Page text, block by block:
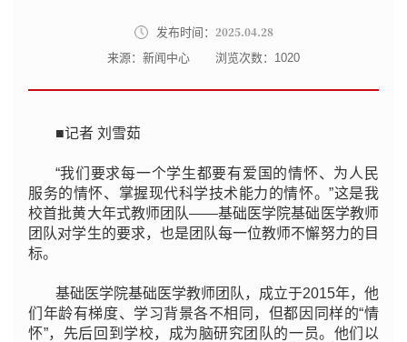
发布时间： 2025.04.28
来源：新闻中心 浏览次数： 1020
■记者 刘雪茹
“我们要求每一个学生都要有爱国的情怀、为人民
服务的情怀、掌握现代科学技术能力的情怀。”这是我
校首批黄大年式教师团队——基础医学院基础医学教师
团队对学生的要求，也是团队每一位教师不懈努力的目
标。
基础医学院基础医学教师团队，成立于2015年，他
们年龄有梯度、学习背景各不相同，但都因同样的“情
怀”，先后回到学校，成为脑研究团队的一员。他们以